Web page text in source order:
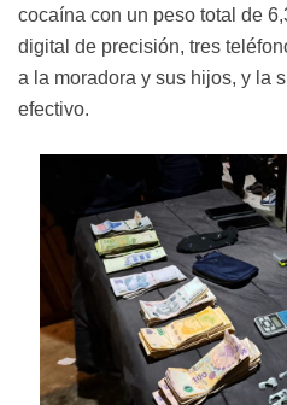
cocaína con un peso total de
digital de precisión, tres
a la moradora y sus hijos, y la
efectivo.